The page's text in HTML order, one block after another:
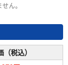
ん。
（税込）